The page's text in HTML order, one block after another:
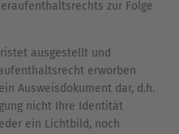
zur Folge
ausgestellt und
erworben
Ausweisdokument dar, d.h.
nicht Ihre Identität
ein Lichtbild, noch